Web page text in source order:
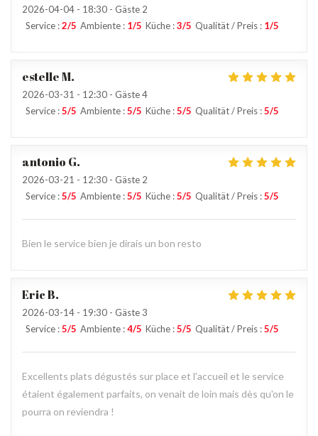
2026-04-04 - 18:30 - Gäste 2
Service :2/5 Ambiente : 1/5 Küche :3/5 Qualität / Preis : 1/5
estelleM
2026-03-31 - 12:30 - Gäste 4
Service :5/5 Ambiente :5/5 Küche :5/5 Qualität / Preis :5/5
antonio G
2026-03-21 - 12:30 - Gäste 2
Service :5/5 Ambiente :5/5 Küche :5/5 Qualität / Preis :5/5
Bien le service bien je dirais un bon resto
EricB
2026-03-14 - 19:30 - Gäste 3
Service :5/5 Ambiente :4/5 Küche :5/5 Qualität / Preis :5/5
Excellents plats dégustés sur place et l'accueil et le service
étaient également parfaits, on venait de loin mais dès qu'on le
pourra on reviendra !